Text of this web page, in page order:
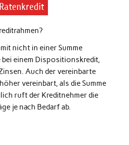
nicht in einer Summe
einem Dispositionskredit,
Auch der vereinbarte
vereinbart, als die Summe
ruft der Kreditnehmer die
je nach Bedarf ab.